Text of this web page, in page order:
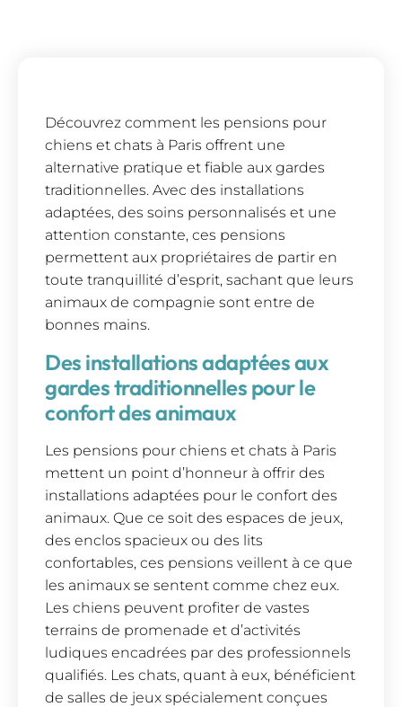
Découvrez comment les pensions pour
chiens et chats à Paris offrent une
alternative pratique et fiable aux gardes
traditionnelles. Avec des installations
adaptées, des soins personnalisés et une
attention constante, ces pensions
permettent aux propriétaires de partir en
toute tranquillité d’esprit, sachant que leurs
animaux de compagnie sont entre de
bonnes mains.
Des installations adaptées aux
gardes traditionnelles pour le
confort des animaux
Les pensions pour chiens et chats à Paris
mettent un point d’honneur à offrir des
installations adaptées pour le confort des
animaux. Que ce soit des espaces de jeux,
des enclos spacieux ou des lits
confortables, ces pensions veillent à ce que
les animaux se sentent comme chez eux.
Les chiens peuvent profiter de vastes
terrains de promenade et d’activités
ludiques encadrées par des professionnels
qualifiés. Les chats, quant à eux, bénéficient
de salles de jeux spécialement conçues